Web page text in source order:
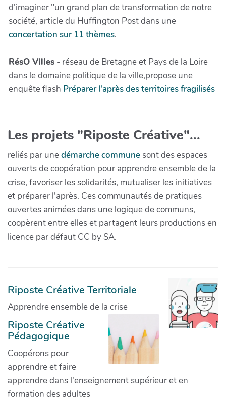
d'imaginer "un grand plan de transformation de notre
société, article du Huffington Post dans une
concertation sur 11 thèmes.
RésO Villes - réseau de Bretagne et Pays de la Loire
dans le domaine politique de la ville,propose une
enquête flash Préparer l'après des territoires fragilisés
Les projets "Riposte Créative"...
reliés par unedémarche communesont des espaces
ouverts de coopération pour apprendre ensemble de la
crise, favoriser les solidarités, mutualiser les initiatives
et préparer l'après. Ces communautés de pratiques
ouvertes animées dans une logique de communs,
coopèrent entre elles et partagent leurs productions en
licence par défaut CC by SA.
Riposte Créative Territoriale
Apprendre ensemble de la crise
Riposte Créative
Pédagogique
Coopérons pour
apprendre et faire
apprendre dans l'enseignement supérieur et en
formation des adultes